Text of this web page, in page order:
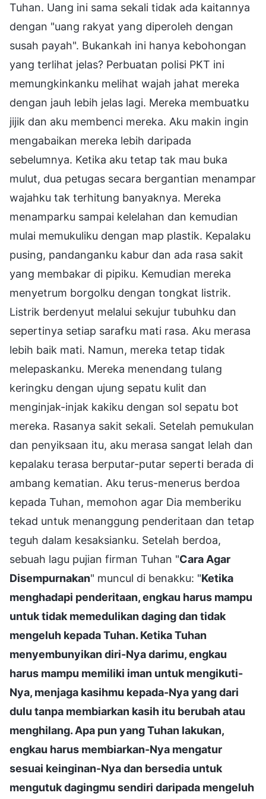
Tuhan. Uang ini sama sekali tidak ada kaitannya
dengan "uang rakyat yang diperoleh dengan
susah payah". Bukankah ini hanya kebohongan
yang terlihat jelas? Perbuatan polisi PKT ini
memungkinkanku melihat wajah jahat mereka
dengan jauh lebih jelas lagi. Mereka membuatku
jijik dan aku membenci mereka. Aku makin ingin
mengabaikan mereka lebih daripada
sebelumnya. Ketika aku tetap tak mau buka
mulut, dua petugas secara bergantian menampar
wajahku tak terhitung banyaknya. Mereka
menamparku sampai kelelahan dan kemudian
mulai memukuliku dengan map plastik. Kepalaku
pusing, pandanganku kabur dan ada rasa sakit
yang membakar di pipiku. Kemudian mereka
menyetrum borgolku dengan tongkat listrik.
Listrik berdenyut melalui sekujur tubuhku dan
sepertinya setiap sarafku mati rasa. Aku merasa
lebih baik mati. Namun, mereka tetap tidak
melepaskanku. Mereka menendang tulang
keringku dengan ujung sepatu kulit dan
menginjak-injak kakiku dengan sol sepatu bot
mereka. Rasanya sakit sekali. Setelah pemukulan
dan penyiksaan itu, aku merasa sangat lelah dan
kepalaku terasa berputar-putar seperti berada di
ambang kematian. Aku terus-menerus berdoa
kepada Tuhan, memohon agar Dia memberiku
tekad untuk menanggung penderitaan dan tetap
teguh dalam kesaksianku. Setelah berdoa,
sebuah lagu pujian firman Tuhan "Cara Agar
Disempurnakan" muncul di benakku: "Ketika
menghadapi penderitaan, engkau harus mampu
untuk tidak memedulikan daging dan tidak
mengeluh kepada Tuhan. Ketika Tuhan
menyembunyikan diri-Nya darimu, engkau
harus mampu memiliki iman untuk mengikuti-
Nya, menjaga kasihmu kepada-Nya yang dari
dulu tanpa membiarkan kasih itu berubah atau
menghilang. Apa pun yang Tuhan lakukan,
engkau harus membiarkan-Nya mengatur
sesuai keinginan-Nya dan bersedia untuk
mengutuk dagingmu sendiri daripada mengeluh